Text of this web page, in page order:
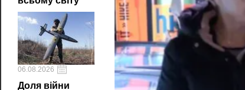
06.08.2026
Доля війни